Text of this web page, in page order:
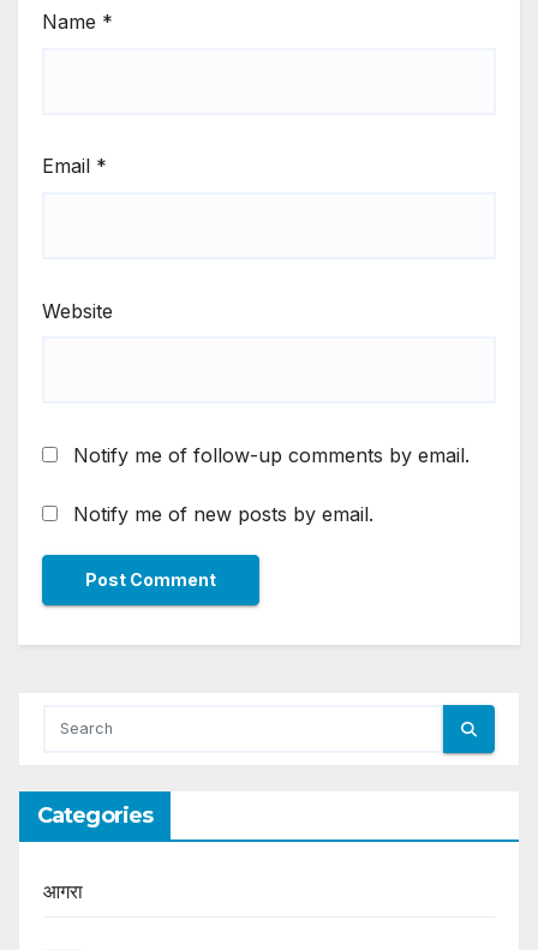
Name *
Email *
Website
Notify me of follow-up comments by email.
Notify me of new posts by email.
Categories
आगरा